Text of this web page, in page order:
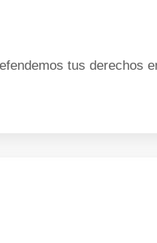
tus